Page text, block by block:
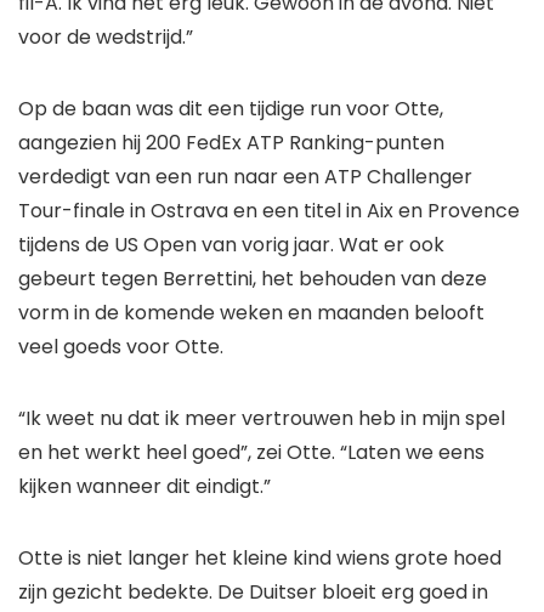
voor de wedstrijd.”
Op de baan was dit een tijdige run voor Otte,
aangezien hij 200 FedEx ATP Ranking-punten
verdedigt van een run naar een ATP Challenger
Tour-finale in Ostrava en een titel in Aix en Provence
tijdens de US Open van vorig jaar. Wat er ook
gebeurt tegen Berrettini, het behouden van deze
vorm in de komende weken en maanden belooft
veel goeds voor Otte.
“Ik weet nu dat ik meer vertrouwen heb in mijn spel
en het werkt heel goed”, zei Otte. “Laten we eens
kijken wanneer dit eindigt.”
Otte is niet langer het kleine kind wiens grote hoed
zijn gezicht bedekte. De Duitser bloeit erg goed in